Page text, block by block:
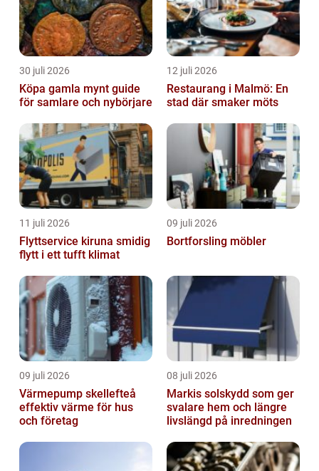
30 juli 2026
Köpa gamla mynt guide
för samlare och nybörjare
12 juli 2026
Restaurang i Malmö: En
stad där smaker möts
11 juli 2026
Flyttservice kiruna smidig
flytt i ett tufft klimat
09 juli 2026
Bortforsling möbler
09 juli 2026
Värmepump skellefteå
effektiv värme för hus
och företag
08 juli 2026
Markis solskydd som ger
svalare hem och längre
livslängd på inredningen